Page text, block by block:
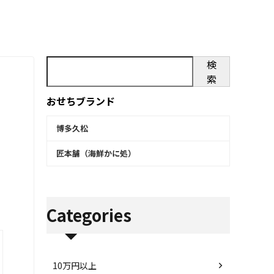
検
索
おせちブランド
博多久松
匠本舗（海鮮かに処）
Categories
10万円以上